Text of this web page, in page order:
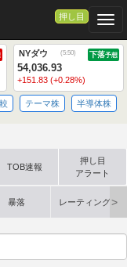
押し目
NYダウ (5:50) 下落予想
54,036.93
+151.83 (+0.28%)
テーマ株 半導体株
TOB速報
押し目
アラート
暴落 レーティング格